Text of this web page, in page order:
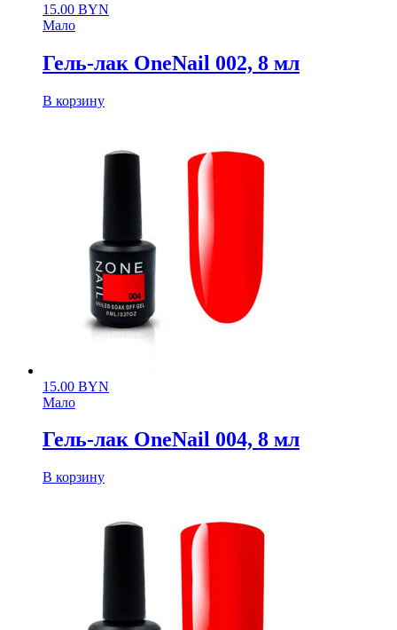
15.00 BYN
Мало
Гель-лак OneNail 002, 8 мл
В корзину
15.00 BYN
Мало
Гель-лак OneNail 004, 8 мл
В корзину